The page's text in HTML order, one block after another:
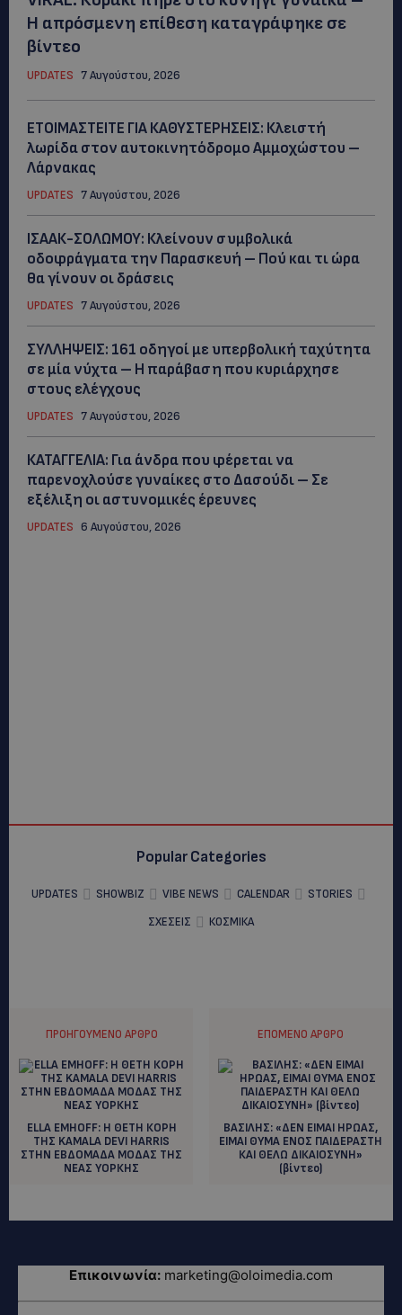
Η απρόσμενη επίθεση καταγράφηκε σε
βίντεο
UPDATES 7 Αυγούστου, 2026
ΕΤΟΙΜΑΣΤΕΙΤΕ ΓΙΑ ΚΑΘΥΣΤΕΡΗΣΕΙΣ: Κλειστή
λωρίδα στον αυτοκινητόδρομο Αμμοχώστου –
Λάρνακας
UPDATES 7 Αυγούστου, 2026
ΙΣΑΑΚ-ΣΟΛΩΜΟΥ: Κλείνουν συμβολικά
οδοφράγματα την Παρασκευή – Πού και τι ώρα
θα γίνουν οι δράσεις
UPDATES 7 Αυγούστου, 2026
ΣΥΛΛΗΨΕΙΣ: 161 οδηγοί με υπερβολική ταχύτητα
σε μία νύχτα – Η παράβαση που κυριάρχησε
στους ελέγχους
UPDATES 7 Αυγούστου, 2026
ΚΑΤΑΓΓΕΛΙΑ: Για άνδρα που φέρεται να
παρενοχλούσε γυναίκες στο Δασούδι – Σε
εξέλιξη οι αστυνομικές έρευνες
UPDATES 6 Αυγούστου, 2026
Popular Categories
UPDATES SHOWBIZ VIBE NEWS CALENDAR
STORIES
ΣΧΕΣΕΙΣ
ΚΟΣΜΙΚΑ
ΠΡΟΗΓΟΎΜΕΝΟ ΆΡΘΡΟ
ΕLLA EMHOFF: Η ΘΕΤΗ ΚΟΡΗ
ΤΗΣ KAMALA DEVI HARRIS
ΣΤΗΝ ΕΒΔΟΜΑΔΑ ΜΟΔΑΣ ΤΗΣ
ΝΕΑΣ ΥΟΡΚΗΣ
ΕΠΌΜΕΝΟ ΆΡΘΡΟ
ΒΑΣΙΛΗΣ: «ΔEN EIMAI HΡΩΑΣ,
ΕΙΜΑΙ ΘΥΜΑ ΕΝΟΣ ΠΑΙΔΕΡΑΣΤΗ
ΚΑΙ ΘΕΛΩ ΔΙΚΑΙΟΣΥΝΗ»
(βίντεο)
Επικοινωνία: marketing@oloimedia.com